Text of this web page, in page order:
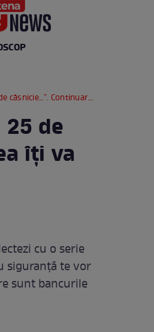
îți va aduce zâmbetul pe buze
de
îți va
cu o serie
siguranță te vor
sunt bancurile